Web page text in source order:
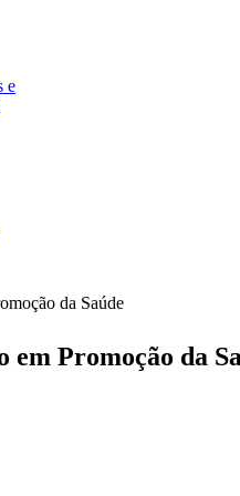
e
da Saúde
em Promoção da